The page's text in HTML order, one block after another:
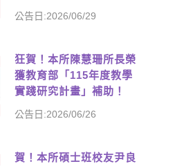
公告日:2026/06/29
狂賀！本所陳慧珊所長榮
獲教育部「115年度教學
實踐研究計畫」補助！
公告日:2026/06/26
賀！本所碩士班校友尹良